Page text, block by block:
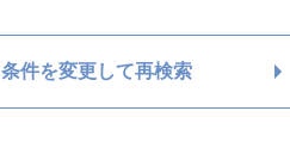
条件を変更して再検索